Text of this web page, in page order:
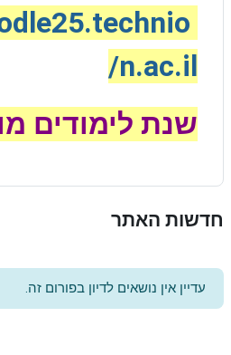
n.ac.il/
שנת לימודים
חדשות האתר
עדיין אין נושאים לדיון בפורום זה.